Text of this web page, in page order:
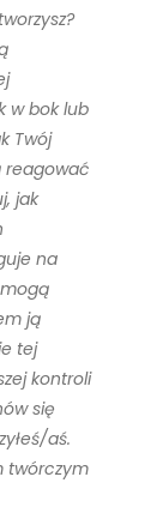
w bok lub
Twój
reagować
jak
na
ją
tej
kontroli
się
aś.
twórczym